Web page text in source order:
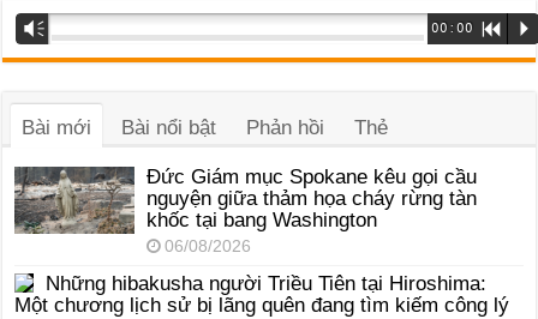
Trình
phát
Vm 00:00 R P
Bài mới Bài nổi bật Phản hồi Thẻ
Đức Giám mục Spokane kêu gọi cầu
nguyện giữa thảm họa cháy rừng tàn
khốc tại bang Washington
06/08/2026
Những hibakusha người Triều Tiên tại Hiroshima:
Một chương lịch sử bị lãng quên đang tìm kiếm công lý